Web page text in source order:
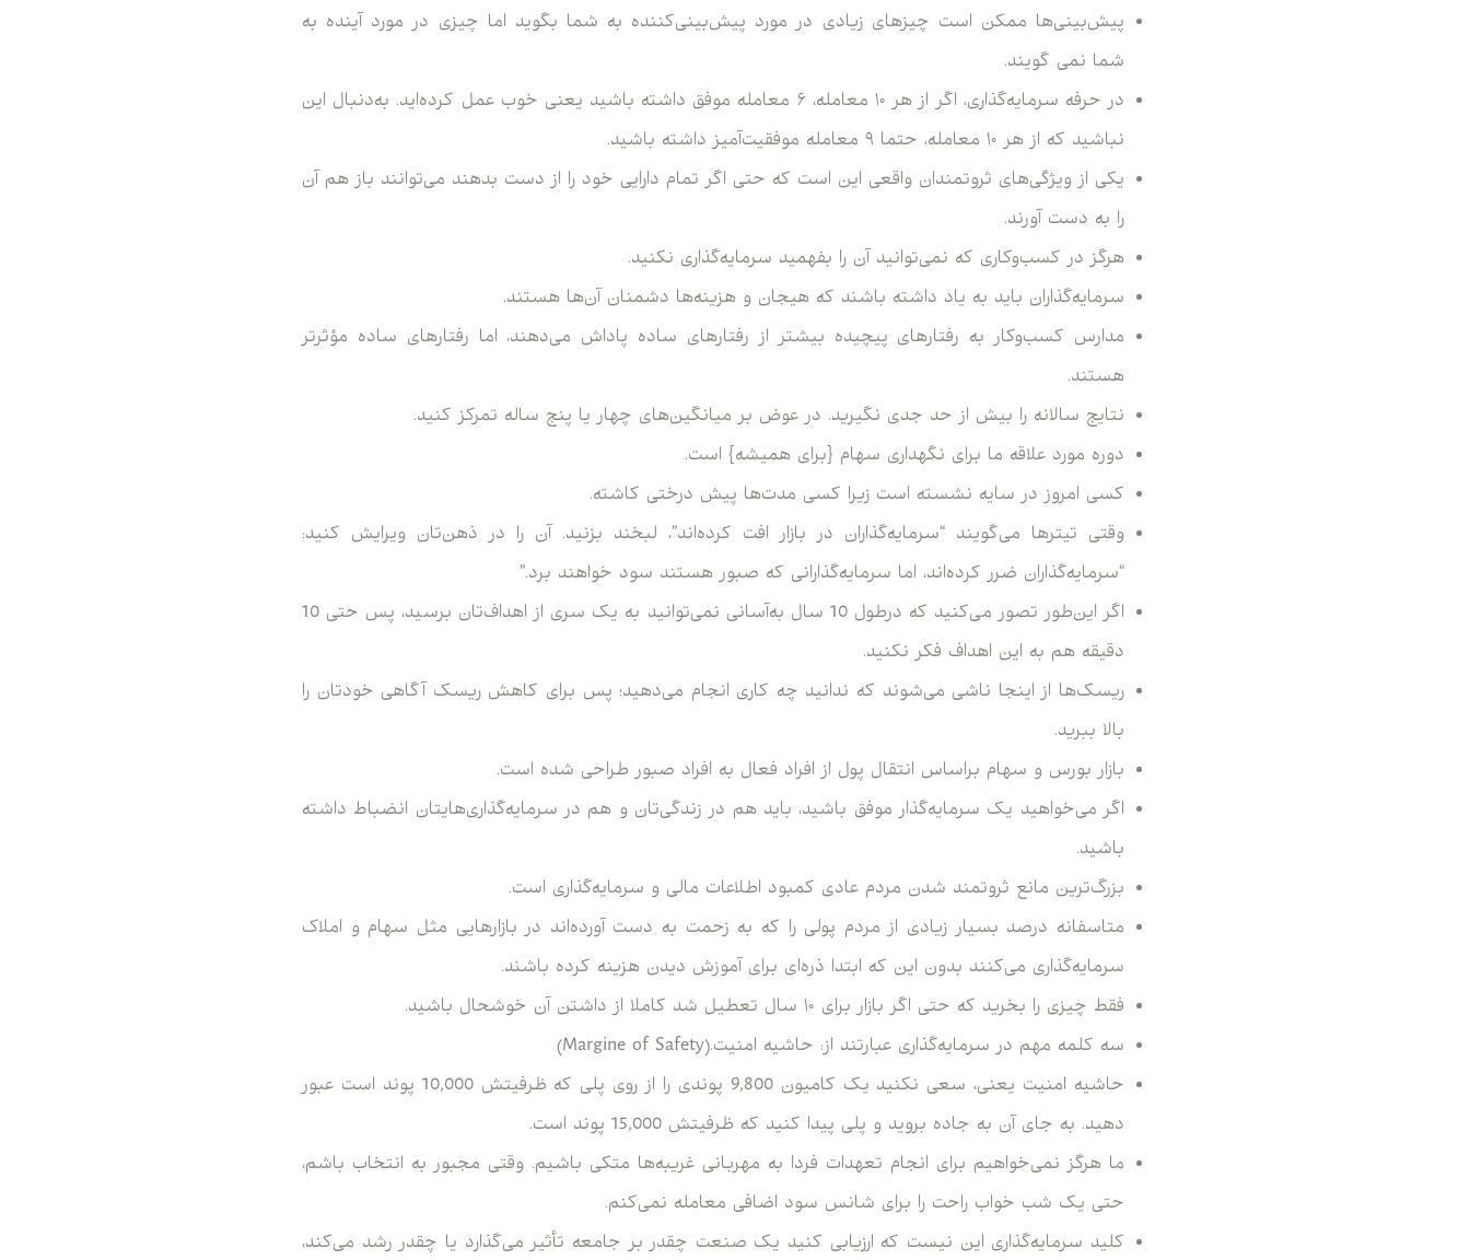
پیش‌بینی‌ها ممکن است چیزهای زیادی در مورد پیش‌بینی‌کننده به شما بگوید اما چیزی در مورد آینده به
شما نمی گویند.
در حرفه‌ سرمایه‌‌گذاری، اگر از هر ۱۰ معامله، ۶ معامله موفق داشته باشید یعنی خوب عمل کرده‌اید. به‌دنبال این
نباشید که از هر ۱۰ معامله، حتما ۹ معامله موفقیت‌آمیز داشته باشید.
یکی از ویژگی‌های ثروتمندان واقعی این است که حتی اگر تمام دارایی خود را از دست بدهند می‌توانند باز هم آن
را به دست آورند.
هرگز در کسب‌وکاری که نمی‌توانید آن را بفهمید سرمایه‌گذاری نکنید.
سرمایه‌گذاران باید به یاد داشته باشند که هیجان و هزینه‌ها دشمنان آن‌ها هستند.
مدارس کسب‌وکار به رفتارهای پیچیده بیشتر از رفتارهای ساده پاداش می‌دهند، اما رفتارهای ساده مؤثرتر
هستند.
نتایج سالانه را بیش از حد جدی نگیرید. در عوض بر میانگین‌های چهار یا پنج ساله تمرکز کنید.
دوره مورد علاقه ما برای نگهداری سهام {برای همیشه} است.
کسی امروز در سایه نشسته است زیرا کسی مدت‌ها پیش درختی کاشته.
وقتی تیترها می‌گویند “سرمایه‌گذاران در بازار افت کرده‌اند”، لبخند بزنید. آن را در ذهن‌تان ویرایش کنید:
“سرمایه‌گذاران ضرر کرده‌اند، اما سرمایه‌گذارانی که صبور هستند سود خواهند برد.”
اگر این‌طور تصور می‌کنید که درطول 10 سال به‌آسانی نمی‌توانید به یک سری از اهداف‌تان برسید، پس حتی 10
دقیقه هم به این اهداف فکر نکنید.
ریسک‌ها از اینجا ناشی می‌شوند که ندانید چه کاری انجام می‌دهید؛ پس برای کاهش ریسک آگاهی خودتان را
بالا ببرید.
بازار بورس و سهام براساس انتقال پول از افراد فعال به افراد صبور طراحی شده است.
اگر می‌خواهید یک سرمایه‌گذار موفق باشید، باید هم در زندگی‌تان و هم در سرمایه‌گذاری‌هایتان انضباط داشته
باشید.
بزرگ‌ترین مانع ثروتمند شدن مردم عادی کمبود اطلاعات مالی و سرمایه‌گذاری است.
متاسفانه درصد بسیار زیادی از مردم پولی را که به زحمت به دست آورده‌اند در بازارهایی مثل سهام و املاک
سرمایه‌گذاری می‌کنند بدون این که ابتدا ذره‌ای برای آموزش دیدن هزینه‌ کرده باشند.
فقط چیزی را بخرید که حتی اگر بازار برای ۱۰ سال تعطیل شد کاملا از داشتن آن خوشحال باشید.
سه کلمه مهم در سرمایه‌گذاری عبارتند از: حاشیه امنیت.(Margine of Safety)
حاشیه امنیت یعنی، سعی نکنید یک کامیون 9,800 پوندی را از روی پلی که ظرفیتش 10,000 پوند است عبور
دهید. به جای آن به جاده بروید و پلی پیدا کنید که ظرفیتش 15,000 پوند است.
ما هرگز نمی‌خواهیم برای انجام تعهدات فردا به مهربانی غریبه‌ها متکی باشیم. وقتی مجبور به انتخاب باشم،
حتی یک شب خواب راحت را برای شانس سود اضافی معامله نمی‌کنم.
کلید سرمایه‌گذاری این نیست که ارزیابی کنید یک صنعت چقدر بر جامعه تأثیر می‌گذارد یا چقدر رشد می‌کند،